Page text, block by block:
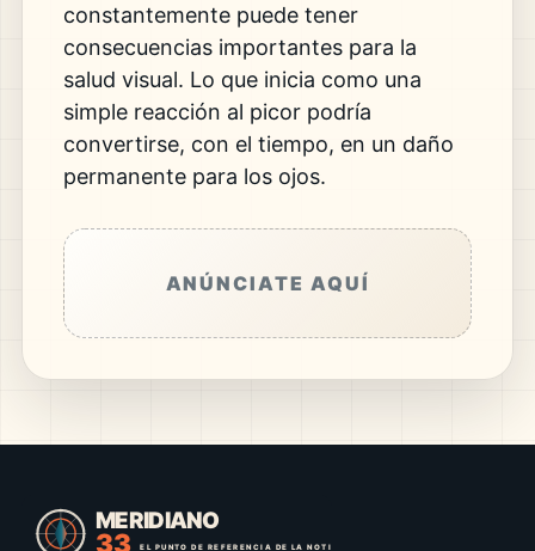
constantemente puede tener
consecuencias importantes para la
salud visual. Lo que inicia como una
simple reacción al picor podría
convertirse, con el tiempo, en un daño
permanente para los ojos.
ANÚNCIATE AQUÍ